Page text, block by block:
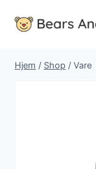
Hjem / Shop / Vare